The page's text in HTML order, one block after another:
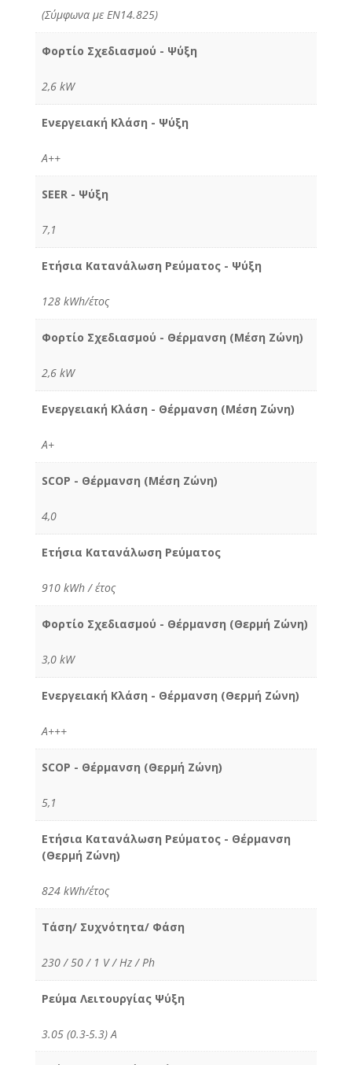
(Σύμφωνα με ΕΝ14.825)
Φορτίο Σχεδιασμού - Ψύξη
2,6 kW
Ενεργειακή Κλάση - Ψύξη
Α++
SEER - Ψύξη
7,1
Ετήσια Κατανάλωση Ρεύματος - Ψύξη
128 kWh/έτος
Φορτίο Σχεδιασμού - Θέρμανση (Μέση Ζώνη)
2,6 kW
Ενεργειακή Κλάση - Θέρμανση (Μέση Ζώνη)
Α+
SCOP - Θέρμανση (Μέση Ζώνη)
4,0
Ετήσια Κατανάλωση Ρεύματος
910 kWh / έτος
Φορτίο Σχεδιασμού - Θέρμανση (Θερμή Ζώνη)
3,0 kW
Ενεργειακή Κλάση - Θέρμανση (Θερμή Ζώνη)
A+++
SCOP - Θέρμανση (Θερμή Ζώνη)
5,1
Ετήσια Κατανάλωση Ρεύματος - Θέρμανση
(Θερμή Ζώνη)
824 kWh/έτος
Τάση/ Συχνότητα/ Φάση
230 / 50 / 1 V / Hz / Ph
Ρεύμα Λειτουργίας Ψύξη
3.05 (0.3-5.3) Α